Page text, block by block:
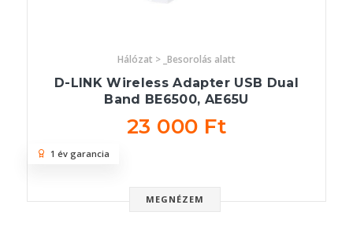
Hálózat > _Besorolás alatt
D-LINK Wireless Adapter USB Dual
Band BE6500, AE65U
23 000 Ft
MEGNÉZEM
1 év garancia